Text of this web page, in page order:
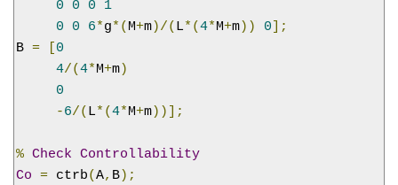
0
0 0
1
0
0 6*g*( M+m)/( L*(4*M+m)) 0 ];
B =
0
4/(4*M+m)
0
-6/( L*(4*M+m))];
% Check Controllability
Co = ctrb(A, B);